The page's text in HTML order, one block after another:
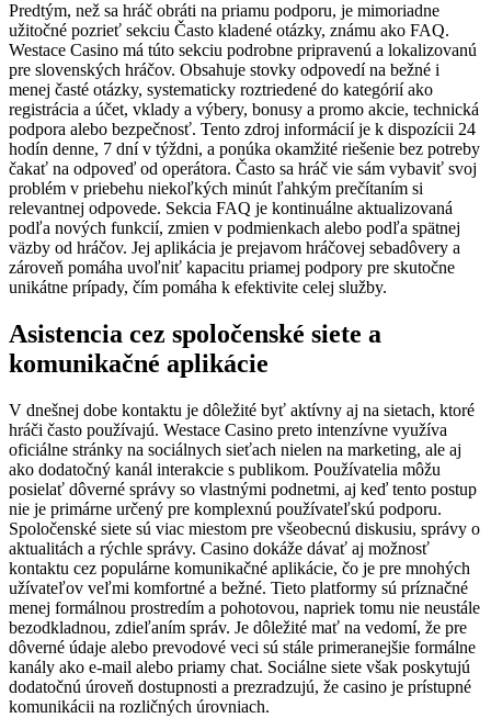
Predtým, než sa hráč obráti na priamu podporu, je mimoriadne
užitočné pozrieť sekciu Často kladené otázky, známu ako FAQ.
Westace Casino má túto sekciu podrobne pripravenú a lokalizovanú
pre slovenských hráčov. Obsahuje stovky odpovedí na bežné i
menej časté otázky, systematicky roztriedené do kategórií ako
registrácia a účet, vklady a výbery, bonusy a promo akcie, technická
podpora alebo bezpečnosť. Tento zdroj informácií je k dispozícii 24
hodín denne, 7 dní v týždni, a ponúka okamžité riešenie bez potreby
čakať na odpoveď od operátora. Často sa hráč vie sám vybaviť svoj
problém v priebehu niekoľkých minút ľahkým prečítaním si
relevantnej odpovede. Sekcia FAQ je kontinuálne aktualizovaná
podľa nových funkcií, zmien v podmienkach alebo podľa spätnej
väzby od hráčov. Jej aplikácia je prejavom hráčovej sebadôvery a
zároveň pomáha uvoľniť kapacitu priamej podpory pre skutočne
unikátne prípady, čím pomáha k efektivite celej služby.
Asistencia cez spoločenské siete a
komunikačné aplikácie
V dnešnej dobe kontaktu je dôležité byť aktívny aj na sietach, ktoré
hráči často používajú. Westace Casino preto intenzívne využíva
oficiálne stránky na sociálnych sieťach nielen na marketing, ale aj
ako dodatočný kanál interakcie s publikom. Používatelia môžu
posielať dôverné správy so vlastnými podnetmi, aj keď tento postup
nie je primárne určený pre komplexnú používateľskú podporu.
Spoločenské siete sú viac miestom pre všeobecnú diskusiu, správy o
aktualitách a rýchle správy. Casino dokáže dávať aj možnosť
kontaktu cez populárne komunikačné aplikácie, čo je pre mnohých
užívateľov veľmi komfortné a bežné. Tieto platformy sú príznačné
menej formálnou prostredím a pohotovou, napriek tomu nie neustále
bezodkladnou, zdieľaním správ. Je dôležité mať na vedomí, že pre
dôverné údaje alebo prevodové veci sú stále primeranejšie formálne
kanály ako e-mail alebo priamy chat. Sociálne siete však poskytujú
dodatočnú úroveň dostupnosti a prezradzujú, že casino je prístupné
komunikácii na rozličných úrovniach.